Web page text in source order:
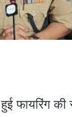
हुई फायरिंग